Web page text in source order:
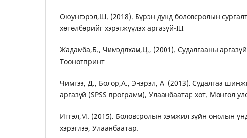
Оюунгэрэл,Ш. (2018). Бүрэн дунд боловсролын
хөтөлбөрийг хэрэгжүүлэх аргазүй-III
Жадамба,Б., Чимэдлхам,Ц., (2001). Судалгааны
Тоонотпринт
Чимгээ, Д., Болор,А., Энэрэл, А. (2013). Судалгаа
аргазүй (SPSS программ), Улаанбаатар хот. Монгол
Итгэл,М. (2015). Боловсролын хэмжил зүйн онолын
хэрэглээ, Улаанбаатар.